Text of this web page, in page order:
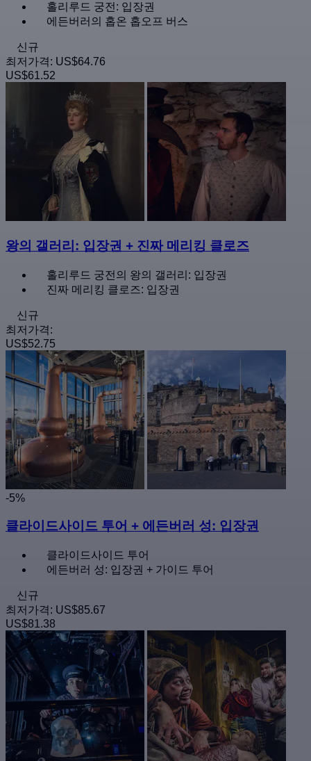
홀리루드 궁전: 입장권
에든버러의 홉온 홉오프 버스
신규
최저가격: US$64.76
US$61.52
왕의 갤러리: 입장권 + 진짜 메리킹 클로즈
홀리루드 궁전의 왕의 갤러리: 입장권
진짜 메리킹 클로즈: 입장권
신규
최저가격:
US$52.75
-5%
클라이드사이드 투어 + 에든버러 성: 입장권
클라이드사이드 투어
에든버러 성: 입장권 + 가이드 투어
신규
최저가격: US$85.67
US$81.38